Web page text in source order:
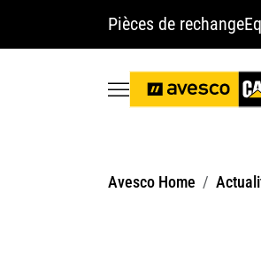
Pièces de rechange
Avesco Home